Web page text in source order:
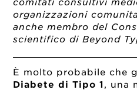
comitati consultivi
organizzazioni
anche membro del
scientifico di Beyond
È molto probabile che
Diabete di Tipo 1, una